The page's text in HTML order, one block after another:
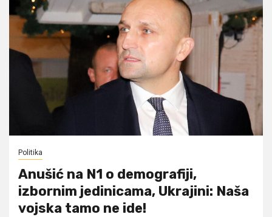
Politika
Anušić na N1 o demografiji,
izbornim jedinicama, Ukrajini: Naša
vojska tamo ne ide!